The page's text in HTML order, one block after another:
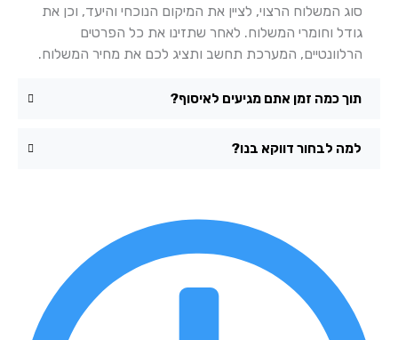
סוג המשלוח הרצוי, לציין את המיקום הנוכחי והיעד, וכן את
גודל וחומרי המשלוח. לאחר שתזינו את כל הפרטים
הרלוונטיים, המערכת תחשב ותציג לכם את מחיר המשלוח.
תוך כמה זמן אתם מגיעים לאיסוף?
למה לבחור דווקא בנו?